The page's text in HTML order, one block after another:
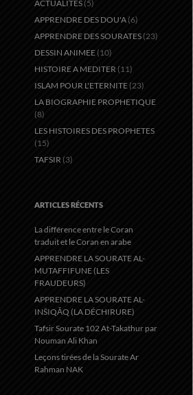
ACTUALITES (5)
APPRENDRE DES DOU'A (6)
APPRENDRE DES SOURATES (23)
DESSIN ANIMEE (10)
HISTOIRE A MEDITER (11)
ISLAM POUR L'ETERNITE (23)
LA BIOGRAPHIE PROPHETIQUE
(8)
LES HISTOIRES DES PROPHETES
(15)
TAFSIR (3)
ARTICLES RÉCENTS
La différence entre le Coran
traduit et le Coran en arabe
APPRENDRE LA SOURATE AL-
MUTAFFIFUNE (LES
FRAUDEURS)
APPRENDRE LA SOURATE AL-
INŠIQĀQ (LA DÉCHIRURE)
Tafsir Sourate 102 At-Takathur par
Nouman Ali Khan
Leçons tirées de la Sourate Ar
Rahman NAK